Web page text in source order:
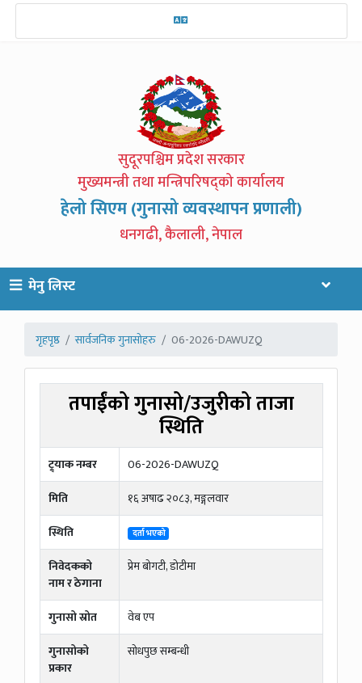
सुदूरपश्चिम प्रदेश सरकार
मुख्यमन्त्री तथा मन्त्रिपरिषद्को कार्यालय
हेलो सिएम (गुनासो व्यवस्थापन प्रणाली)
धनगढी, कैलाली, नेपाल
मेनु लिस्ट
गृहपृष्ठ सार्वजनिक गुनासोहरु 06-2026-DAWUZQ
तपाईंको गुनासो/उजुरीको ताजा
स्थिति
ट्र्याक नम्बर
06-2026-DAWUZQ
मिति
१६ अषाढ २०८३, मङ्गलवार
स्थिति
दर्ता भएको
निवेदकको
नाम र ठेगाना
प्रेम बोगटी, डोटीमा
गुनासो स्रोत
वेब एप
गुनासोको
प्रकार
सोधपुछ सम्बन्धी